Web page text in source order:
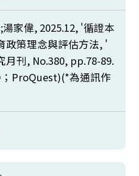
家偉, 2025.12, '循證本
政策理念與評估方法, '
月刊, No.380, pp.78-89.
；ProQuest)(*為通訊作